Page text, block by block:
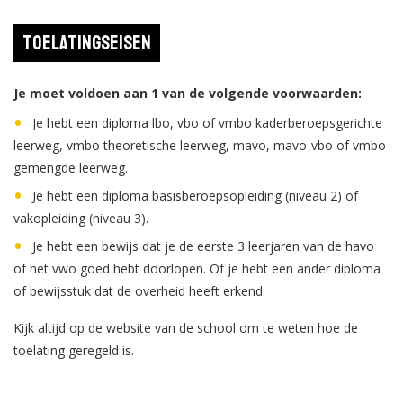
Toelatingseisen
Je moet voldoen aan 1 van de volgende voorwaarden:
Je hebt een diploma lbo, vbo of vmbo kaderberoepsgerichte
leerweg, vmbo theoretische leerweg, mavo, mavo-vbo of vmbo
gemengde leerweg.
Je hebt een diploma basisberoepsopleiding (niveau 2) of
vakopleiding (niveau 3).
Je hebt een bewijs dat je de eerste 3 leerjaren van de havo
of het vwo goed hebt doorlopen. Of je hebt een ander diploma
of bewijsstuk dat de overheid heeft erkend.
Kijk altijd op de website van de school om te weten hoe de
toelating geregeld is.